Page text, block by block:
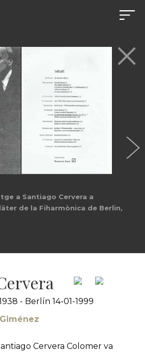
a Santiago Cervera a
de la Fiharmònica de Berlin,
- Berlín 14-01-1999
Cervera Colomer va